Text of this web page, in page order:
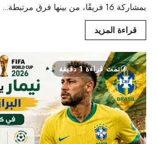
بمشاركة 16 فريقًا، من بينها فرق مرتبطة...
قراءة المزيد
تمت قراءة 1 دقيقة